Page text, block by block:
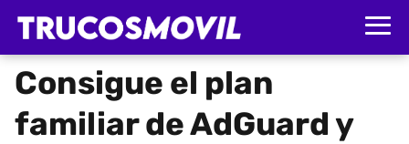
Consigue el plan
familiar de AdGuard y